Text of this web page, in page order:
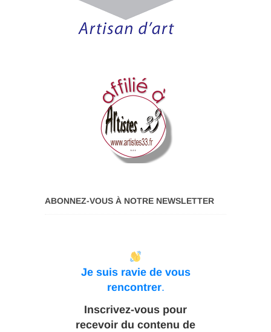
ABONNEZ-VOUS À NOTRE NEWSLETTER
Je suis ravie de vous
rencontrer.
Inscrivez-vous pour
recevoir du contenu de